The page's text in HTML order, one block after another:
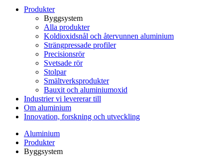
Produkter
Byggsystem
Alla produkter
Koldioxidsnål och återvunnen aluminium
Strängpressade profiler
Precisionsrör
Svetsade rör
Stolpar
Smältverksprodukter
Bauxit och aluminiumoxid
Industrier vi levererar till
Om aluminium
Innovation, forskning och utveckling
Aluminium
Produkter
Byggsystem